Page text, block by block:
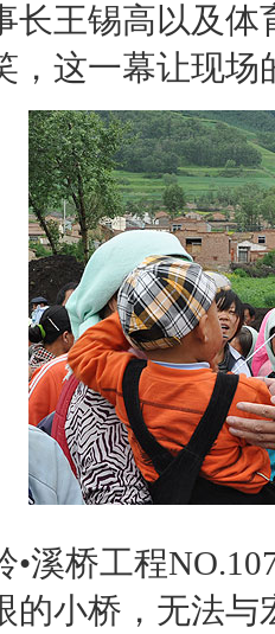
长王锡高以及
，这一幕让现
•溪桥工程
的小桥，无法